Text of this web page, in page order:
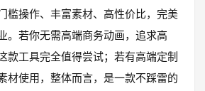
槛操作、丰富素材、高性价比，完美
。若你无需高端商务动画，追求高
款工具完全值得尝试；若有高端定制
材使用，整体而言，是一款不踩雷的